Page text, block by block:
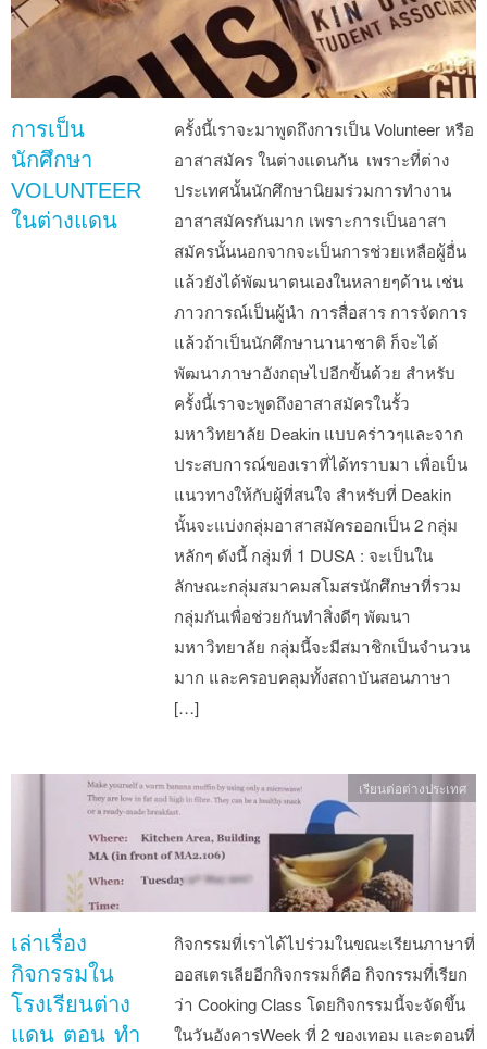
การเป็น
นักศึกษา
VOLUNTEER
ในต่างแดน
ครั้งนี้เราจะมาพูดถึงการเป็น Volunteer หรือ
อาสาสมัคร ในต่างแดนกัน เพราะที่ต่าง
ประเทศนั้นนักศึกษานิยมร่วมการทำงาน
อาสาสมัครกันมาก เพราะการเป็นอาสา
สมัครนั้นนอกจากจะเป็นการช่วยเหลือผู้อื่น
แล้วยังได้พัฒนาตนเองในหลายๆด้าน เช่น
ภาวการณ์เป็นผู้นำ การสื่อสาร การจัดการ
แล้วถ้าเป็นนักศึกษานานาชาติ ก็จะได้
พัฒนาภาษาอังกฤษไปอีกขั้นด้วย สำหรับ
ครั้งนี้เราจะพูดถึงอาสาสมัครในรั้ว
มหาวิทยาลัย Deakin แบบคร่าวๆและจาก
ประสบการณ์ของเราที่ได้ทราบมา เพื่อเป็น
แนวทางให้กับผู้ที่สนใจ สำหรับที่ Deakin
นั้นจะแบ่งกลุ่มอาสาสมัครออกเป็น 2 กลุ่ม
หลักๆ ดังนี้ กลุ่มที่ 1 DUSA : จะเป็นใน
ลักษณะกลุ่มสมาคมสโมสรนักศึกษาที่รวม
กลุ่มกันเพื่อช่วยกันทำสิ่งดีๆ พัฒนา
มหาวิทยาลัย กลุ่มนี้จะมีสมาชิกเป็นจำนวน
มาก และครอบคลุมทั้งสถาบันสอนภาษา
[…]
เล่าเรื่อง
กิจกรรมใน
โรงเรียนต่าง
แดน ตอน ทำ
กิจกรรมที่เราได้ไปร่วมในขณะเรียนภาษาที่
ออสเตรเลียอีกกิจกรรมก็คือ กิจกรรมที่เรียก
ว่า Cooking Class โดยกิจกรรมนี้จะจัดขึ้น
ในวันอังคารWeek ที่ 2 ของเทอม และตอนที่
เรียนต่อต่างประเทศ